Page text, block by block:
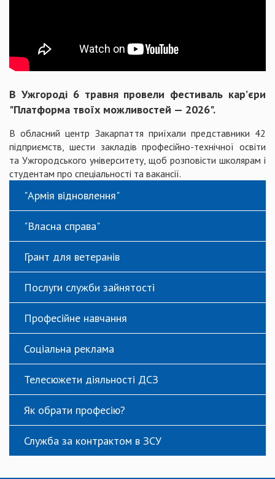
В Ужгороді 6 травня провели фестиваль кар’єри
"Платформа твоїх можливостей — 2026".
В обласний центр Закарпаття приїхали представники 42
підприємств, шести закладів професійно-технічної освіти
та Ужгородського університету, щоб розповісти школярам і
студентам про спеціальності та вакансії.
"Армія відновлення"
"Власна справа"
Грант для ветеранів
Послуги служби зайнятості
Професійне навчання
Соціальна реклама
Телесюжети діяльності ДСЗ
Як обрати професію?
Служба за контрактом в ЗСУ